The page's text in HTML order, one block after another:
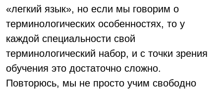
«легкий язык», но если мы говорим о
терминологических особенностях, то у
каждой специальности свой
терминологический набор, и с точки зрения
обучения это достаточно сложно.
Повторюсь, мы не просто учим свободно